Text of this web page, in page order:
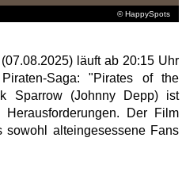
© HappySpots
läuft ab 20:15 Uhr
Saga: "Pirates of the
Sparrow (Johnny Depp) ist
Der Film
sowohl alteingesessene Fans